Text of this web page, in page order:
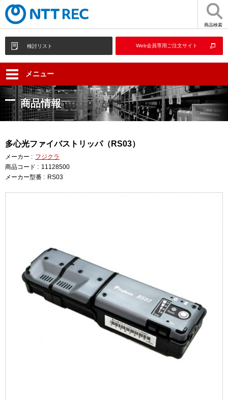
商品検索
検討リスト Web会員専用ご注文サイト
メニュー
商品情報
多心光ファイバストリッパ（RS03）
メーカー : フジクラ
商品コード : 11128500
メーカー型番 : RS03